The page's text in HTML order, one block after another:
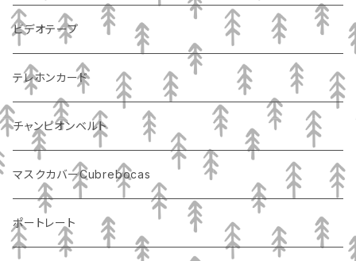
ビデオテープ
テレホンカード
チャンピオンベルト
マスクカバーCubrebocas
ポートレート